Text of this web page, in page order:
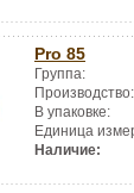
Pro 85
Группа:
Производство:
В упаковке:
Единица
Наличие: